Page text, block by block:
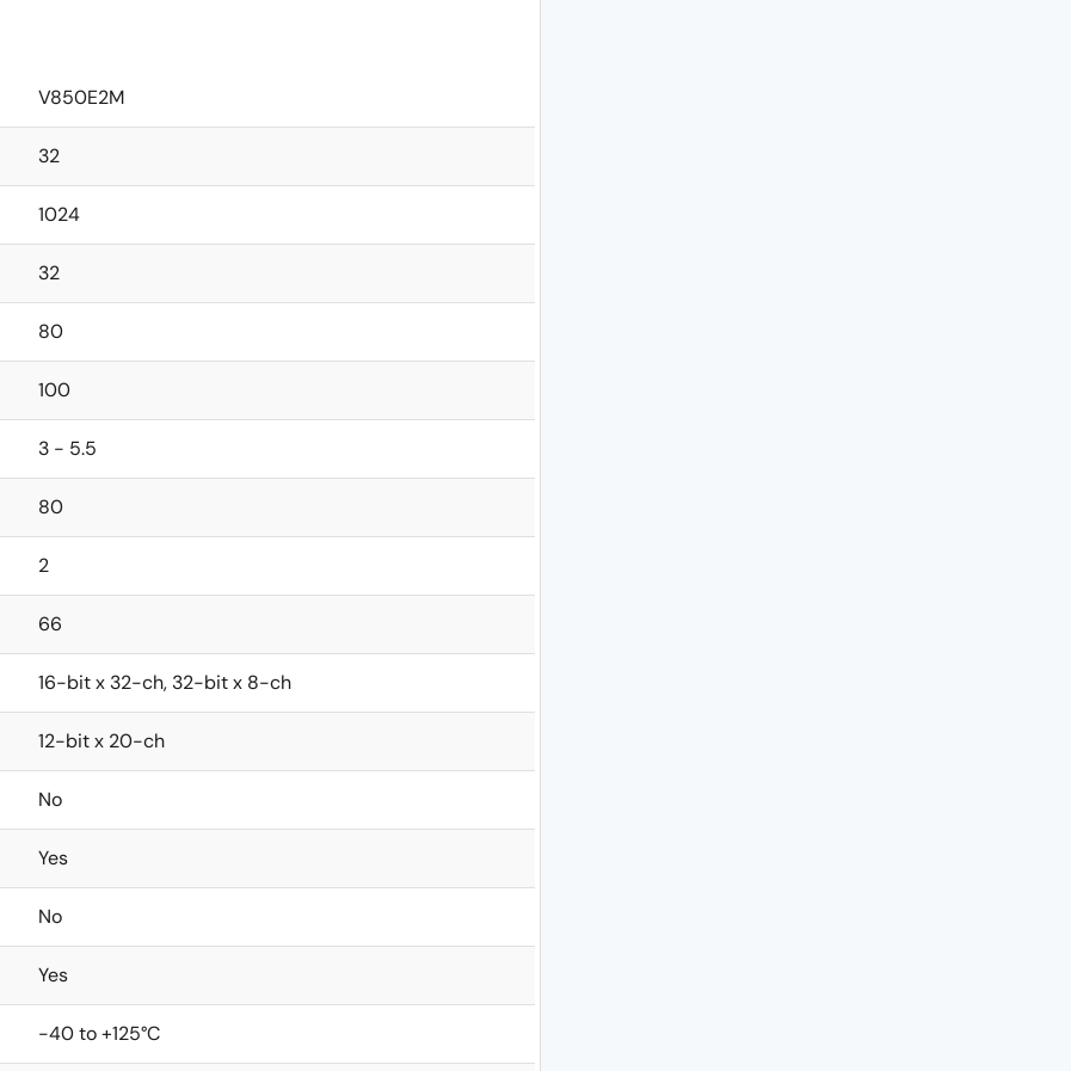
V850E2M
32
1024
32
80
100
3 - 5.5
80
2
66
16-bit x 32-ch, 32-bit x 8-ch
12-bit x 20-ch
No
Yes
No
Yes
-40 to +125°C